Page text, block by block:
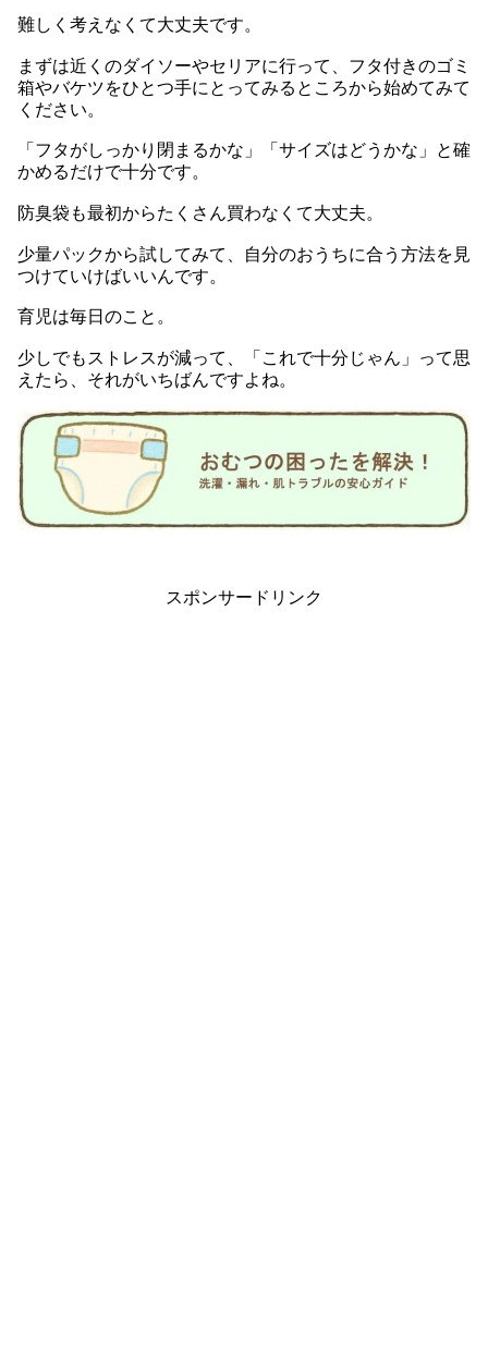
難しく考えなくて大丈夫です。
まずは近くのダイソーやセリアに行って、フタ付きのゴミ
箱やバケツをひとつ手にとってみるところから始めてみて
ください。
「フタがしっかり閉まるかな」「サイズはどうかな」と確
かめるだけで十分です。
防臭袋も最初からたくさん買わなくて大丈夫。
少量パックから試してみて、自分のおうちに合う方法を見
つけていけばいいんです。
育児は毎日のこと。
少しでもストレスが減って、「これで十分じゃん」って思
えたら、それがいちばんですよね。
スポンサードリンク